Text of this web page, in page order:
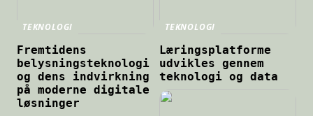
TEKNOLOGI
Fremtidens
belysningsteknologi
og dens indvirkning
på moderne digitale
løsninger
TEKNOLOGI
Læringsplatforme
udvikles gennem
teknologi og data